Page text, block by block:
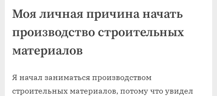
Моя личная причина начать
производство строительных
материалов
Я начал заниматься производством
строительных материалов, потому что увидел